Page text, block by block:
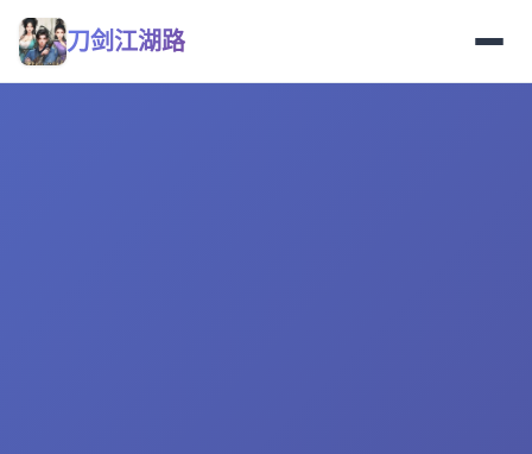
刀剑江湖路